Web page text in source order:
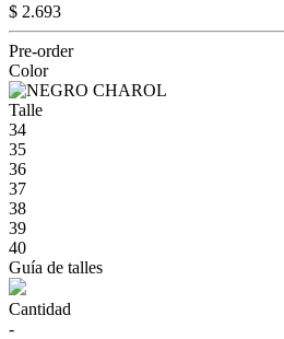
$ 2.693
Pre-order
Color
Talle
34
35
36
37
38
39
40
Guía de talles
Cantidad
-